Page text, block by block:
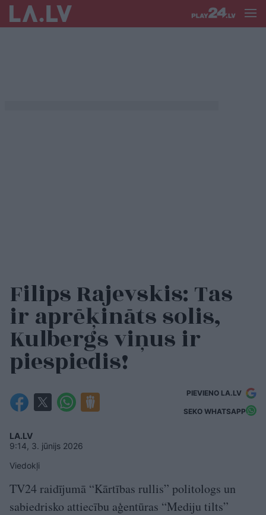
Filips Rajevskis: Tas
ir aprēķināts solis,
Kulbergs viņus ir
piespiedis!
PIEVIENO LA.LV
SEKO WHATSAPP
LA.LV
9:14, 3. jūnijs 2026
Viedokļi
TV24 raidījumā “Kārtības rullis” politologs un
sabiedrisko attiecību aģentūras “Mediju tilts”